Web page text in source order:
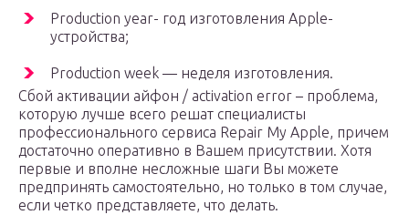
Production year- год изготовления Apple-
устройства;
Production week — неделя изготовления.
Сбой активации айфон / activation error – проблема,
которую лучше всего решат специалисты
профессионального сервиса Repair My Apple, причем
достаточно оперативно в Вашем присутствии. Хотя
первые и вполне несложные шаги Вы можете
предпринять самостоятельно, но только в том случае,
если четко представляете, что делать.